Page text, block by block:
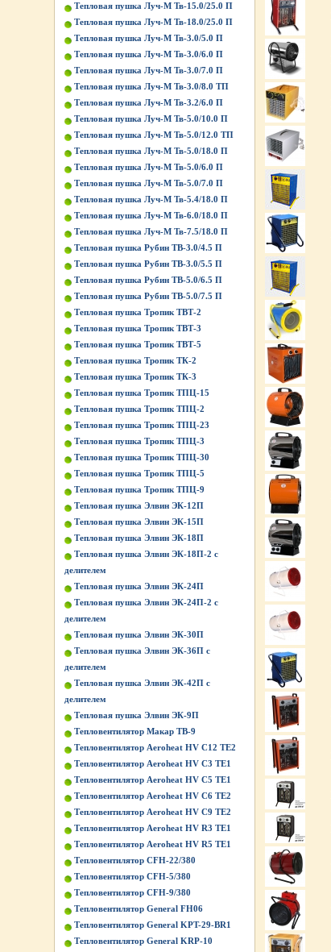
Тепловая пушка Луч-М Тв-15.0/25.0 П
Тепловая пушка Луч-М Тв-18.0/25.0 П
Тепловая пушка Луч-М Тв-3.0/5.0 П
Тепловая пушка Луч-М Тв-3.0/6.0 П
Тепловая пушка Луч-М Тв-3.0/7.0 П
Тепловая пушка Луч-М Тв-3.0/8.0 ТП
Тепловая пушка Луч-М Тв-3.2/6.0 П
Тепловая пушка Луч-М Тв-5.0/10.0 П
Тепловая пушка Луч-М Тв-5.0/12.0 ТП
Тепловая пушка Луч-М Тв-5.0/18.0 П
Тепловая пушка Луч-М Тв-5.0/6.0 П
Тепловая пушка Луч-М Тв-5.0/7.0 П
Тепловая пушка Луч-М Тв-5.4/18.0 П
Тепловая пушка Луч-М Тв-6.0/18.0 П
Тепловая пушка Луч-М Тв-7.5/18.0 П
Тепловая пушка Рубин ТВ-3.0/4.5 П
Тепловая пушка Рубин ТВ-3.0/5.5 П
Тепловая пушка Рубин ТВ-5.0/6.5 П
Тепловая пушка Рубин ТВ-5.0/7.5 П
Тепловая пушка Тропик ТВТ-2
Тепловая пушка Тропик ТВТ-3
Тепловая пушка Тропик ТВТ-5
Тепловая пушка Тропик ТК-2
Тепловая пушка Тропик ТК-3
Тепловая пушка Тропик ТПЦ-15
Тепловая пушка Тропик ТПЦ-2
Тепловая пушка Тропик ТПЦ-23
Тепловая пушка Тропик ТПЦ-3
Тепловая пушка Тропик ТПЦ-30
Тепловая пушка Тропик ТПЦ-5
Тепловая пушка Тропик ТПЦ-9
Тепловая пушка Элвин ЭК-12П
Тепловая пушка Элвин ЭК-15П
Тепловая пушка Элвин ЭК-18П
Тепловая пушка Элвин ЭК-18П-2 с
делителем
Тепловая пушка Элвин ЭК-24П
Тепловая пушка Элвин ЭК-24П-2 с
делителем
Тепловая пушка Элвин ЭК-30П
Тепловая пушка Элвин ЭК-36П с
делителем
Тепловая пушка Элвин ЭК-42П с
делителем
Тепловая пушка Элвин ЭК-9П
Тепловентилятор Макар ТВ-9
Тепловентилятор Aeroheat HV C12 TE2
Тепловентилятор Aeroheat HV C3 TE1
Тепловентилятор Aeroheat HV C5 TE1
Тепловентилятор Aeroheat HV C6 TE2
Тепловентилятор Aeroheat HV C9 TE2
Тепловентилятор Aeroheat HV R3 TE1
Тепловентилятор Aeroheat HV R5 TE1
Тепловентилятор CFH-22/380
Тепловентилятор CFH-5/380
Тепловентилятор CFH-9/380
Тепловентилятор General FH06
Тепловентилятор General KPT-29-BR1
Тепловентилятор General KRP-10